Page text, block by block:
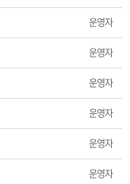
운영자
운영자
운영자
운영자
운영자
운영자